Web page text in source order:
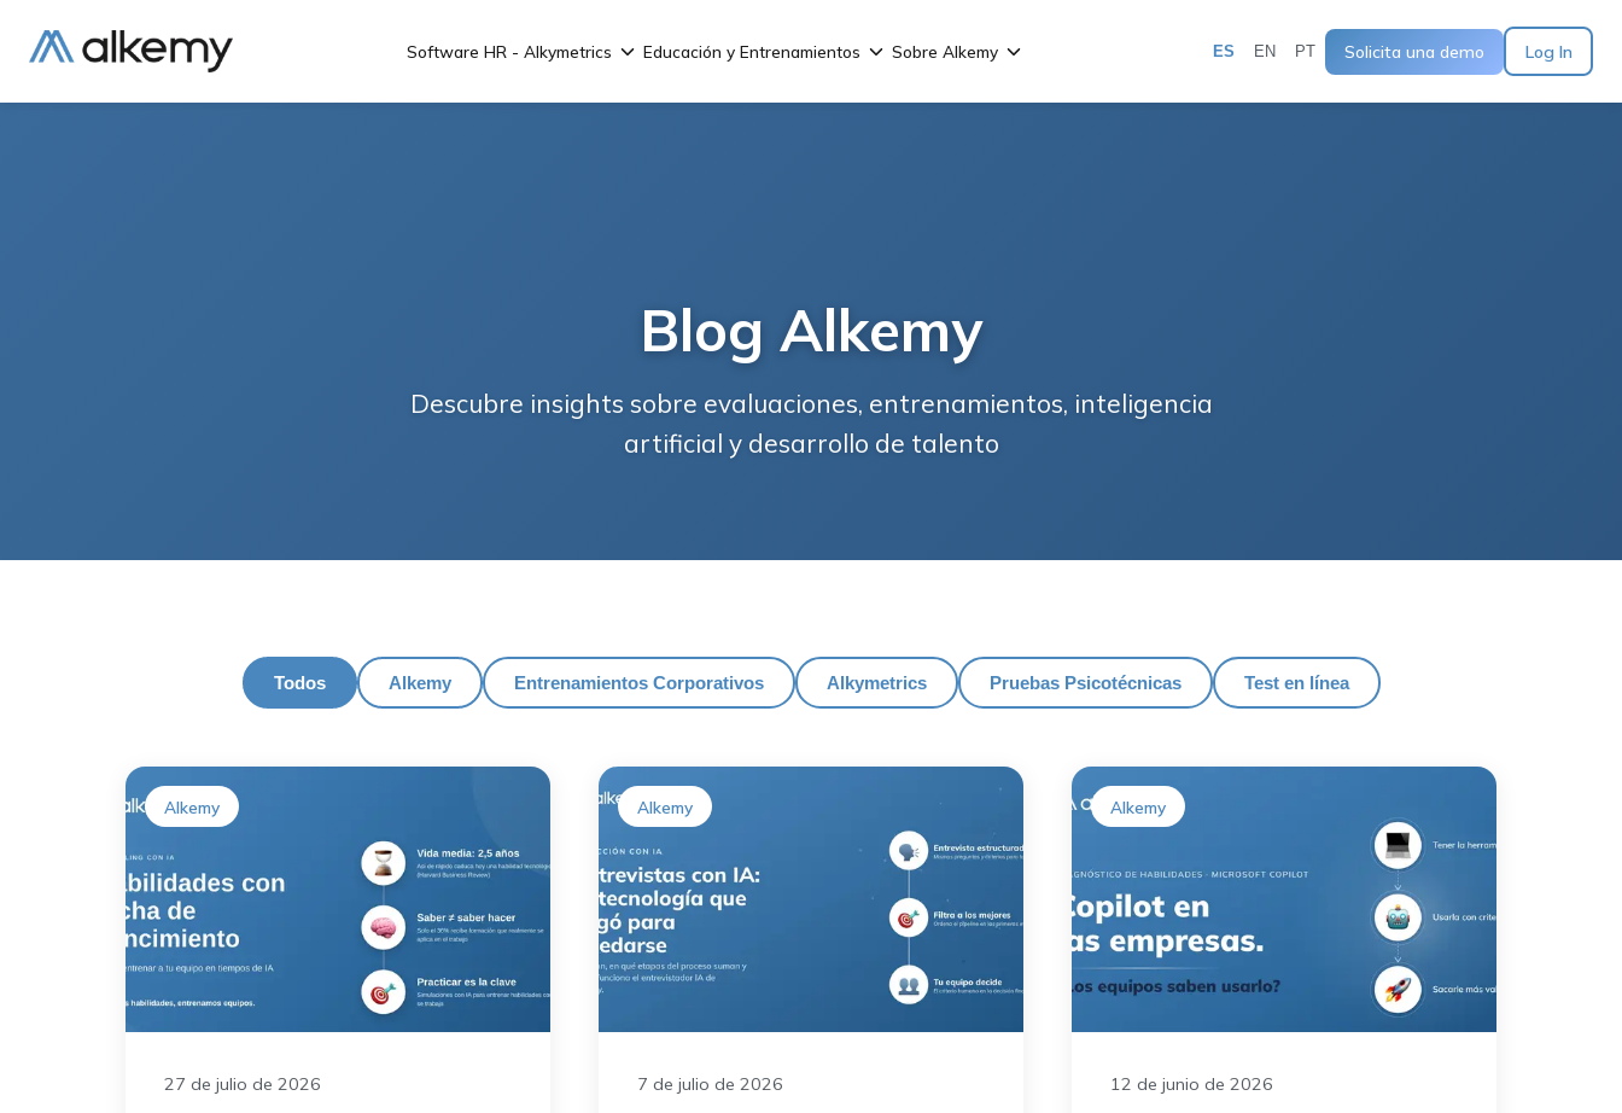
Software HR - Alkymetrics Educación y Entrenamientos Sobre Alkemy ES EN PT Solicita una demo Log In
Blog Alkemy
Descubre insights sobre evaluaciones, entrenamientos, inteligencia
artificial y desarrollo de talento
Todos Alkemy Entrenamientos Corporativos Alkymetrics Pruebas Psicotécnicas Test en línea
Alkemy
27 de julio de 2026
Alkemy
7 de julio de 2026
Alkemy
12 de junio de 2026